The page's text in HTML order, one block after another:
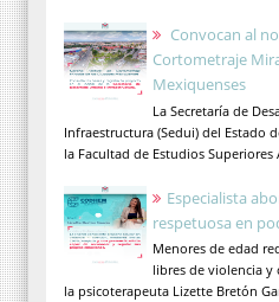
Convocan al
Cortometraje
Mexiquenses
La Secretaría de
Infraestructura (Sedui) del Estado
la Facultad de Estudios Superiores
Especialista
respetuosa en
Menores de edad
libres de violencia y
la psicoterapeuta Lizette Bretón